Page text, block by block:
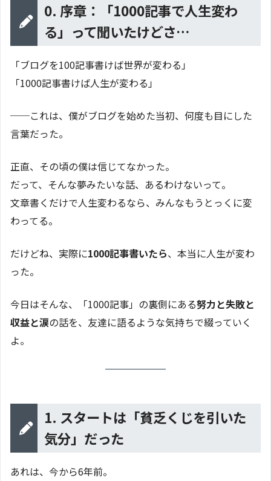
0. 序章：「1000記事で人生変わ
る」って聞いたけどさ…
「ブログを100記事書けば世界が変わる」
「1000記事書けば人生が変わる」
──これは、僕がブログを始めた当初、何度も目にした
言葉だった。
正直、その頃の僕は信じてなかった。
だって、そんな夢みたいな話、あるわけないって。
文章書くだけで人生変わるなら、みんなもうとっくに変
わってる。
だけどね、実際に1000記事書いたら、本当に人生が変わ
った。
今日はそんな、「1000記事」の裏側にある努力と失敗と
収益と涙の話を、友達に語るような気持ちで綴っていく
よ。
1. スタートは「貧乏くじを引いた
気分」だった
あれは、今から6年前。